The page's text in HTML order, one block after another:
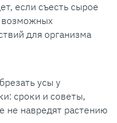
если съесть сырое
возможных
для организма
усы у
сроки и советы,
не навредят растению